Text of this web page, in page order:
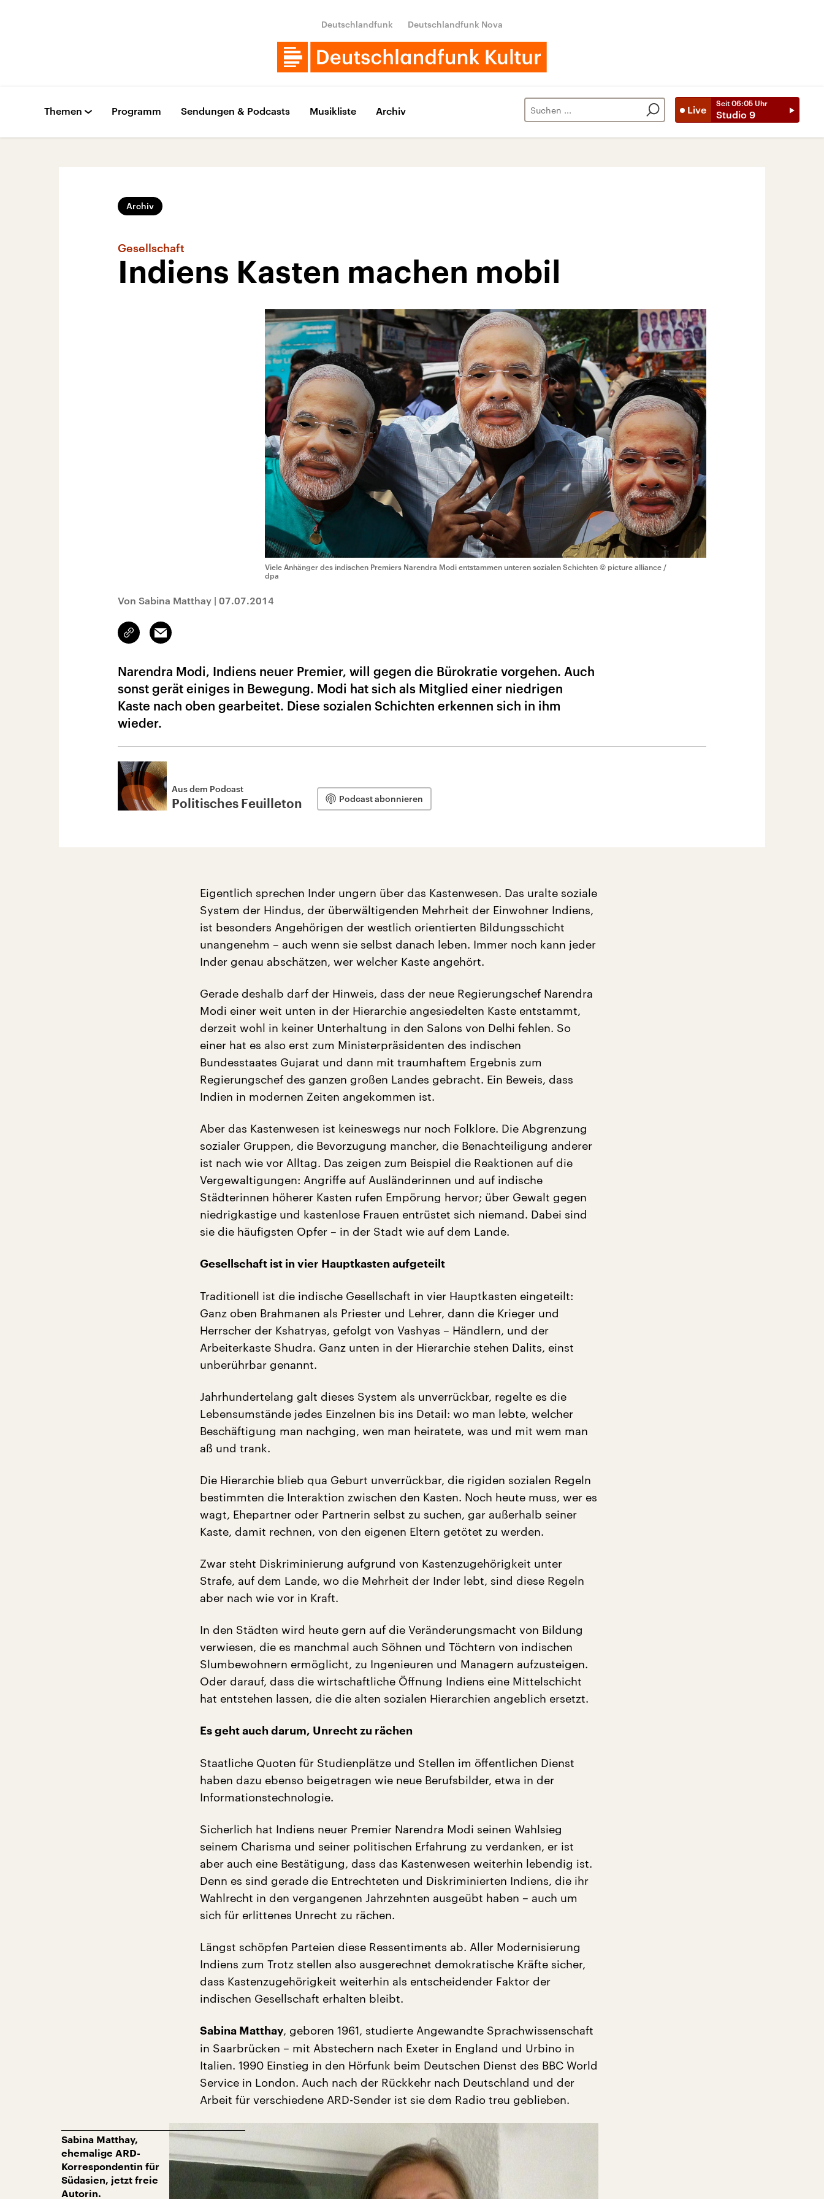
Deutschlandfunk Deutschlandfunk Nova
Live
Seit 06:05 Uhr
Studio 9
Themen Programm Sendungen & Podcasts Musikliste Archiv
Archiv
Gesellschaft
Indiens Kasten machen mobil
Viele Anhänger des indischen Premiers Narendra Modi entstammen unteren sozialen Schichten © picture alliance /
dpa
Von Sabina Matthay | 07.07.2014
Link
kopieren/teilen
Email
Narendra Modi, Indiens neuer Premier, will gegen die Bürokratie vorgehen. Auch
sonst gerät einiges in Bewegung. Modi hat sich als Mitglied einer niedrigen
Kaste nach oben gearbeitet. Diese sozialen Schichten erkennen sich in ihm
wieder.
Aus dem Podcast
Politisches Feuilleton Podcast abonnieren
Eigentlich sprechen Inder ungern über das Kastenwesen. Das uralte soziale
System der Hindus, der überwältigenden Mehrheit der Einwohner Indiens,
ist besonders Angehörigen der westlich orientierten Bildungsschicht
unangenehm – auch wenn sie selbst danach leben. Immer noch kann jeder
Inder genau abschätzen, wer welcher Kaste angehört.
Gerade deshalb darf der Hinweis, dass der neue Regierungschef Narendra
Modi einer weit unten in der Hierarchie angesiedelten Kaste entstammt,
derzeit wohl in keiner Unterhaltung in den Salons von Delhi fehlen. So
einer hat es also erst zum Ministerpräsidenten des indischen
Bundesstaates Gujarat und dann mit traumhaftem Ergebnis zum
Regierungschef des ganzen großen Landes gebracht. Ein Beweis, dass
Indien in modernen Zeiten angekommen ist.
Aber das Kastenwesen ist keineswegs nur noch Folklore. Die Abgrenzung
sozialer Gruppen, die Bevorzugung mancher, die Benachteiligung anderer
ist nach wie vor Alltag. Das zeigen zum Beispiel die Reaktionen auf die
Vergewaltigungen: Angriffe auf Ausländerinnen und auf indische
Städterinnen höherer Kasten rufen Empörung hervor; über Gewalt gegen
niedrigkastige und kastenlose Frauen entrüstet sich niemand. Dabei sind
sie die häufigsten Opfer – in der Stadt wie auf dem Lande.
Gesellschaft ist in vier Hauptkasten aufgeteilt
Traditionell ist die indische Gesellschaft in vier Hauptkasten eingeteilt:
Ganz oben Brahmanen als Priester und Lehrer, dann die Krieger und
Herrscher der Kshatryas, gefolgt von Vashyas – Händlern, und der
Arbeiterkaste Shudra. Ganz unten in der Hierarchie stehen Dalits, einst
unberührbar genannt.
Jahrhundertelang galt dieses System als unverrückbar, regelte es die
Lebensumstände jedes Einzelnen bis ins Detail: wo man lebte, welcher
Beschäftigung man nachging, wen man heiratete, was und mit wem man
aß und trank.
Die Hierarchie blieb qua Geburt unverrückbar, die rigiden sozialen Regeln
bestimmten die Interaktion zwischen den Kasten. Noch heute muss, wer es
wagt, Ehepartner oder Partnerin selbst zu suchen, gar außerhalb seiner
Kaste, damit rechnen, von den eigenen Eltern getötet zu werden.
Zwar steht Diskriminierung aufgrund von Kastenzugehörigkeit unter
Strafe, auf dem Lande, wo die Mehrheit der Inder lebt, sind diese Regeln
aber nach wie vor in Kraft.
In den Städten wird heute gern auf die Veränderungsmacht von Bildung
verwiesen, die es manchmal auch Söhnen und Töchtern von indischen
Slumbewohnern ermöglicht, zu Ingenieuren und Managern aufzusteigen.
Oder darauf, dass die wirtschaftliche Öffnung Indiens eine Mittelschicht
hat entstehen lassen, die die alten sozialen Hierarchien angeblich ersetzt.
Es geht auch darum, Unrecht zu rächen
Staatliche Quoten für Studienplätze und Stellen im öffentlichen Dienst
haben dazu ebenso beigetragen wie neue Berufsbilder, etwa in der
Informationstechnologie.
Sicherlich hat Indiens neuer Premier Narendra Modi seinen Wahlsieg
seinem Charisma und seiner politischen Erfahrung zu verdanken, er ist
aber auch eine Bestätigung, dass das Kastenwesen weiterhin lebendig ist.
Denn es sind gerade die Entrechteten und Diskriminierten Indiens, die ihr
Wahlrecht in den vergangenen Jahrzehnten ausgeübt haben – auch um
sich für erlittenes Unrecht zu rächen.
Längst schöpfen Parteien diese Ressentiments ab. Aller Modernisierung
Indiens zum Trotz stellen also ausgerechnet demokratische Kräfte sicher,
dass Kastenzugehörigkeit weiterhin als entscheidender Faktor der
indischen Gesellschaft erhalten bleibt.
Sabina Matthay, geboren 1961, studierte Angewandte Sprachwissenschaft
in Saarbrücken – mit Abstechern nach Exeter in England und Urbino in
Italien. 1990 Einstieg in den Hörfunk beim Deutschen Dienst des BBC World
Service in London. Auch nach der Rückkehr nach Deutschland und der
Arbeit für verschiedene ARD-Sender ist sie dem Radio treu geblieben.
Sabina Matthay,
ehemalige ARD-
Korrespondentin für
Südasien, jetzt freie
Autorin.